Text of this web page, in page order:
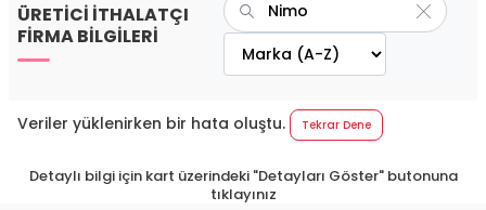
ÜRETİCİ İTHALATÇI
FİRMA BİLGİLERİ
Veriler yüklenirken bir hata oluştu. Tekrar Dene
Detaylı bilgi için kart üzerindeki "Detayları Göster" butonuna
tıklayınız